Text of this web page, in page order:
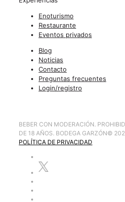
Enoturismo
Restaurante
Eventos privados
Blog
Noticias
Contacto
Preguntas frecuentes
Login/registro
BEBER CON MODERACIÓN.
DE 18 AÑOS. BODEGA GARZÓN©
POLÍTICA DE PRIVACIDAD